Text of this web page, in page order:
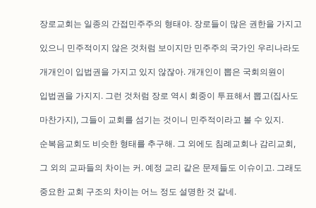
장로교회는 일종의 간접민주주의 형태야. 장로들이 많은 권한을 가지고
있으니 민주적이지 않은 것처럼 보이지만 민주주의 국가인 우리나라도
개개인이 입법권을 가지고 있지 않잖아. 개개인이 뽑은 국회의원이
입법권을 가지지. 그런 것처럼 장로 역시 회중이 투표해서 뽑고(집사도
마찬가지), 그들이 교회를 섬기는 것이니 민주적이라고 볼 수 있지.
순복음교회도 비슷한 형태를 추구해. 그 외에도 침례교회나 감리교회,
그 외의 교파들의 차이는 커. 예정 교리 같은 문제들도 이슈이고. 그래도
중요한 교회 구조의 차이는 어느 정도 설명한 것 같네.